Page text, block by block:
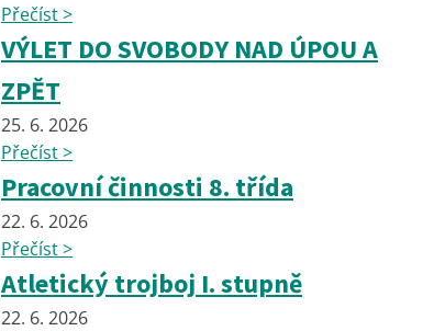
Přečíst >
VÝLET DO SVOBODY NAD ÚPOU A
ZPĚT
25. 6. 2026
Přečíst >
Pracovní činnosti 8. třída
22. 6. 2026
Přečíst >
Atletický trojboj I. stupně
22. 6. 2026